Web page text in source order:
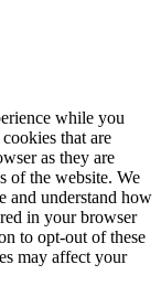
while you
that are
as they are
of the website. We
and understand how
in your browser
to opt-out of these
may affect your